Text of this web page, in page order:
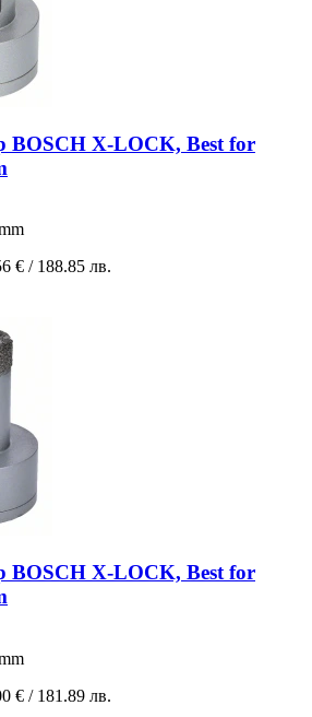
BOSCH X-LOCK, Best for
€ / 188.85 лв.
BOSCH X-LOCK, Best for
€ / 181.89 лв.